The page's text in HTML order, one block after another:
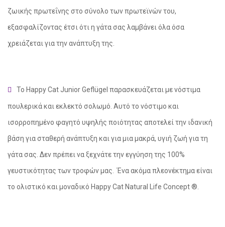
social
ζωικής πρωτεΐνης στο σύνολο των πρωτεϊνών του,
εξασφαλίζοντας έτσι ότι η γάτα σας λαμβάνει όλα όσα
χρειάζεται για την ανάπτυξη της.
Το Happy Cat Junior Geflügel παρασκευάζεται με νόστιμα
πουλερικά και εκλεκτό σολωμό. Αυτό το νόστιμο και
ισορροπημένο φαγητό υψηλής ποιότητας αποτελεί την ιδανική
βάση για σταθερή ανάπτυξη και για μια μακρά, υγιή ζωή για τη
γάτα σας. Δεν πρέπει να ξεχνάτε την εγγύηση της 100%
γευστικότητας των τροφών μας.
Ένα ακόμα πλεονέκτημα είναι
το ολιστικό και μοναδικό Happy Cat Natural Life Concept ®.